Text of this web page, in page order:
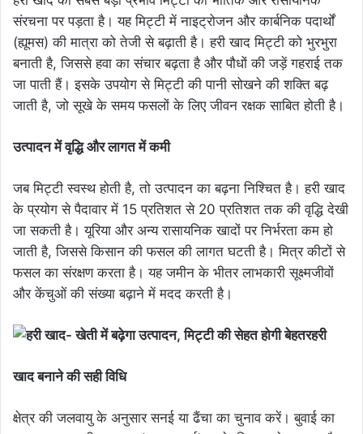
संरचना पर पड़ता है। यह मिट्टी में नाइट्रोजन और कार्बनिक पदार्थों
(ह्यूमस) की मात्रा को तेजी से बढ़ाती है। हरी खाद मिट्टी को भुरभुरा
बनाती है, जिससे हवा का संचार बढ़ता है और पौधों की जड़ें गहराई तक
जा पाती हैं। इसके उपयोग से मिट्टी की पानी सोखने की शक्ति बढ़
जाती है, जो सूखे के समय फसलों के लिए जीवन रक्षक साबित होती है।
उत्पादन में वृद्धि और लागत में कमी
जब मिट्टी स्वस्थ होती है, तो उत्पादन का बढ़ना निश्चित है। हरी खाद
के प्रयोग से पैदावार में 15 प्रतिशत से 20 प्रतिशत तक की वृद्धि देखी
जा सकती है। यूरिया और अन्य रासायनिक खादों पर निर्भरता कम हो
जाती है, जिससे किसान की फसल की लागत घटती है। मित्र कीटों से
फसल का संरक्षण करता है। यह जमीन के भीतर लाभकारी सूक्ष्मजीवों
और केंचुओं की संख्या बढ़ाने में मदद करती है।
हरी
खाद बनाने की सही विधि
क्षेत्र की जलवायु के अनुसार सनई या ढैंचा का चुनाव करें। बुवाई का